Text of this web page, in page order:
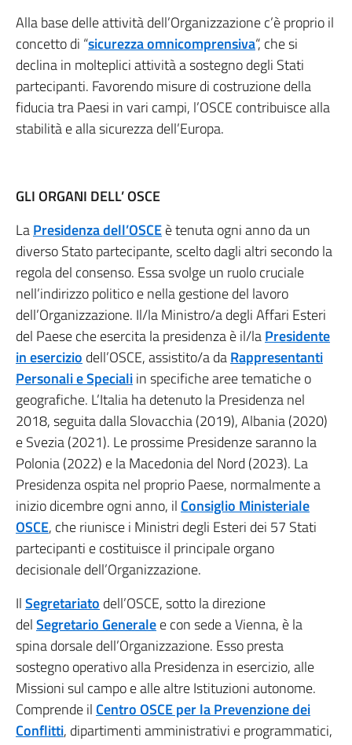
Alla base delle attività dell’Organizzazione c’è proprio il
concetto di “sicurezza omnicomprensiva“, che si
declina in molteplici attività a sostegno degli Stati
partecipanti. Favorendo misure di costruzione della
fiducia tra Paesi in vari campi, l’OSCE contribuisce alla
stabilità e alla sicurezza dell’Europa.
GLI ORGANI DELL’ OSCE
LaPresidenza dell’OSCEè tenuta ogni anno da un
diverso Stato partecipante, scelto dagli altri secondo la
regola del consenso. Essa svolge un ruolo cruciale
nell’indirizzo politico e nella gestione del lavoro
dell’Organizzazione. Il/la Ministro/a degli Affari Esteri
del Paese che esercita la presidenza è il/laPresidente
in esercizio dell’OSCE, assistito/a daRappresentanti
Personali e Specialiin specifiche aree tematiche o
geografiche. L’Italia ha detenuto la Presidenza nel
2018, seguita dalla Slovacchia (2019), Albania (2020)
e Svezia (2021). Le prossime Presidenze saranno la
Polonia (2022) e la Macedonia del Nord (2023). La
Presidenza ospita nel proprio Paese, normalmente a
inizio dicembre ogni anno, il Consiglio Ministeriale
OSCE, che riunisce i Ministri degli Esteri dei 57 Stati
partecipanti e costituisce il principale organo
decisionale dell’Organizzazione.
IlSegretariato dell’OSCE, sotto la direzione
delSegretario Generalee con sede a Vienna, è la
spina dorsale dell’Organizzazione. Esso presta
sostegno operativo alla Presidenza in esercizio, alle
Missioni sul campo e alle altre Istituzioni autonome.
Comprende il Centro OSCE per la Prevenzione dei
Conflitti, dipartimenti amministrativi e programmatici,